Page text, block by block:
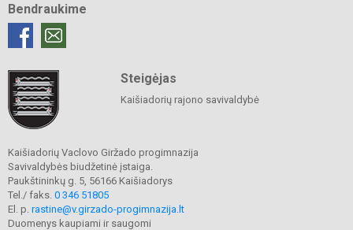
Bendraukime
Steigėjas
Kaišiadorių rajono savivaldybė
Kaišiadorių Vaclovo Giržado progimnazija
Savivaldybės biudžetinė įstaiga.
Paukštininkų g. 5, 56166 Kaišiadorys
Tel./ faks. 0 346 51805
El. p. rastine@v.girzado-progimnazija.lt
Duomenys kaupiami ir saugomi